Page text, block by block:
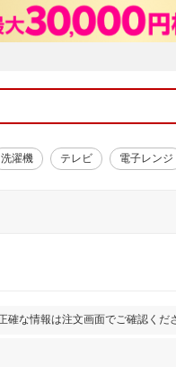
洗濯機 テレビ 電子レンジ
な情報は注文画面でご確認くだ